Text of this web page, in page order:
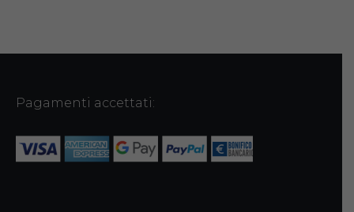
Pagamenti accettati: